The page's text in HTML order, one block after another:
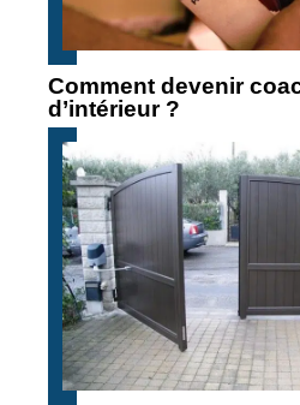
Comment devenir
d’intérieur ?